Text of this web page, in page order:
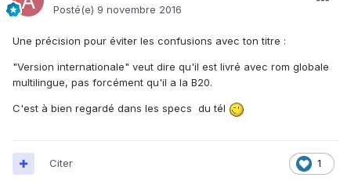
Posté(e) 9 novembre 2016
Une précision pour éviter les confusions avec ton titre :
"Version internationale" veut dire qu'il est livré avec rom globale
multilingue, pas forcément qu'il a la B20.
C'est à bien regardé dans les specs du tél
1
Citer